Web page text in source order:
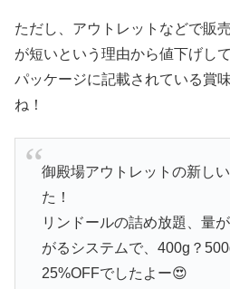
ただし、アウトレットなどで販
が短いという理由から値下げし
パッケージに記載されている賞
ね！
御殿場アウトレットの新し
た！
リンドールの詰め放題、量
がるシステムで、400g？
25%OFFでしたよー😍